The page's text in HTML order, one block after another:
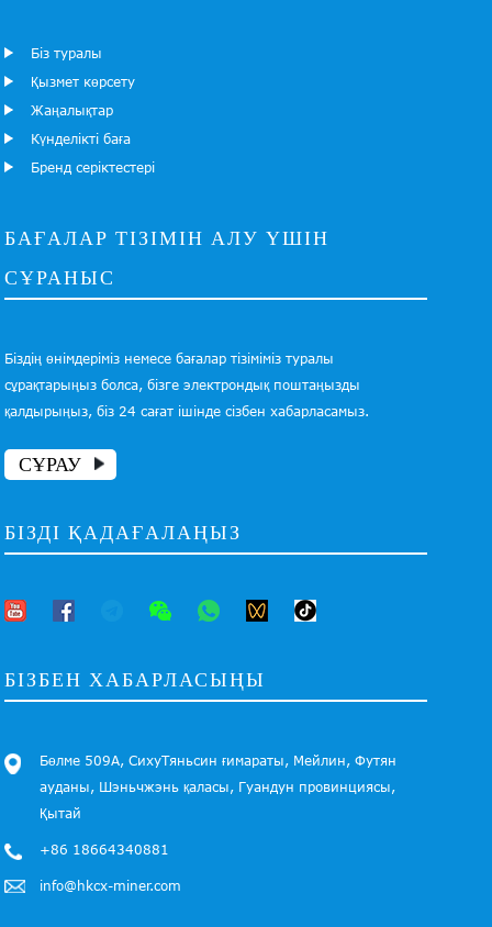
Біз туралы
Қызмет көрсету
Жаңалықтар
Күнделікті баға
Бренд серіктестері
БАҒАЛАР ТІЗІМІН АЛУ ҮШІН
СҰРАНЫС
Біздің өнімдеріміз немесе бағалар тізіміміз туралы
сұрақтарыңыз болса, бізге электрондық поштаңызды
қалдырыңыз, біз 24 сағат ішінде сізбен хабарласамыз.
СҰРАУ
БІЗДІ ҚАДАҒАЛАҢЫЗ
БІЗБЕН ХАБАРЛАСЫҢЫ
Бөлме 509А, СихуТяньсин ғимараты, Мейлин, Футян
ауданы, Шэньчжэнь қаласы, Гуандун провинциясы,
Қытай
+86 18664340881
info@hkcx-miner.com